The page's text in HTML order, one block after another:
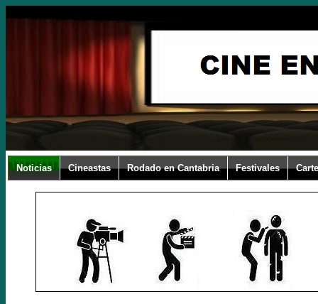
Noticias Cineastas Rodado en Cantabria Festivales